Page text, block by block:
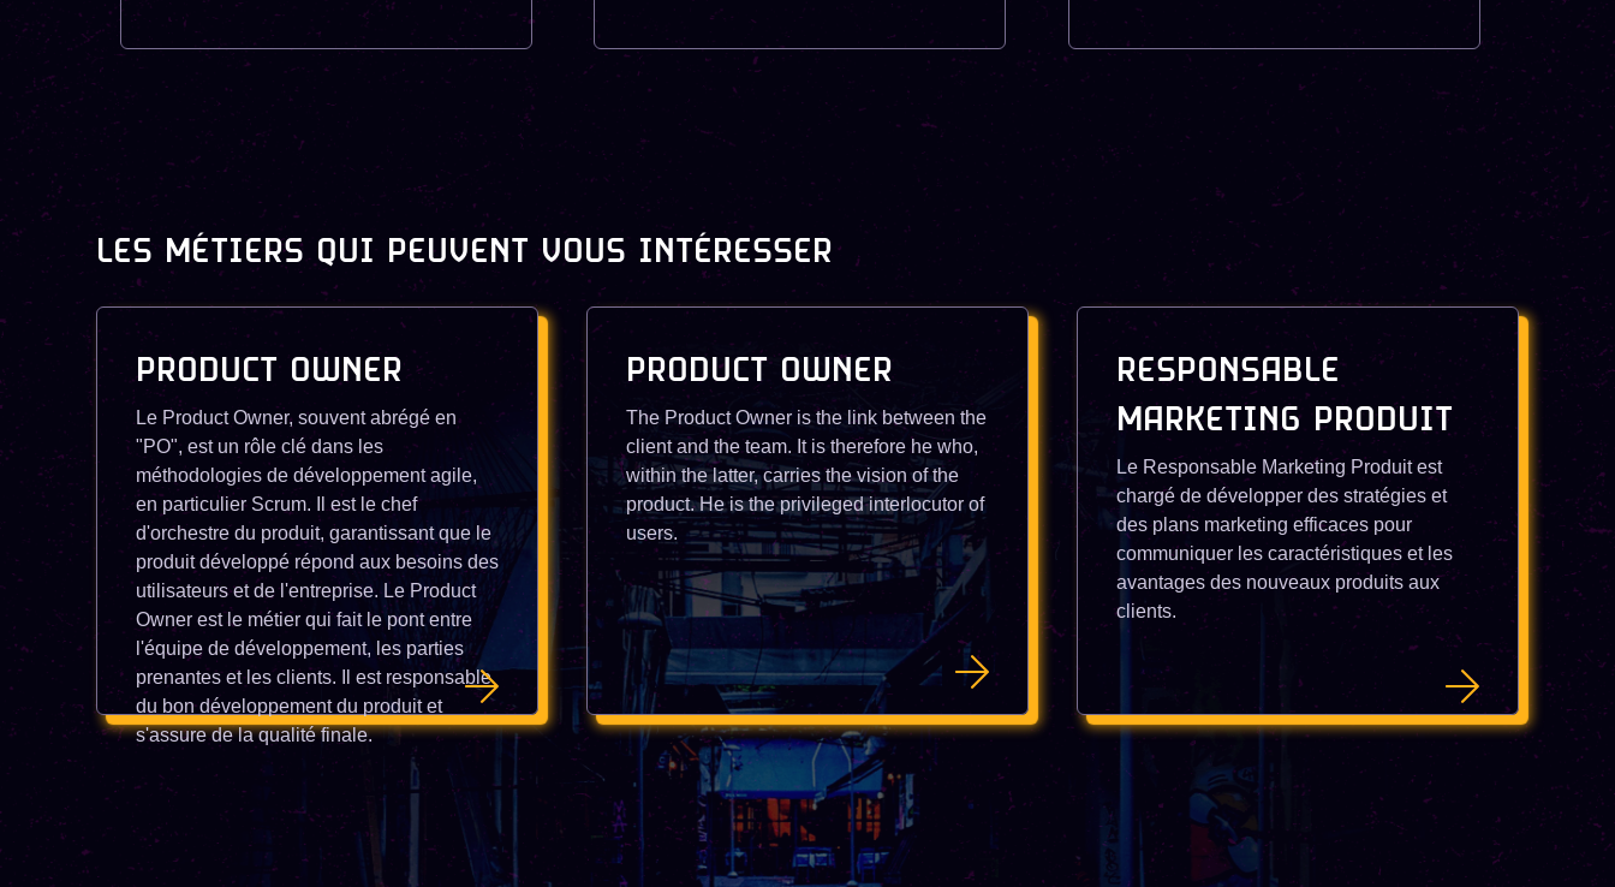
LES MÉTIERS QUI PEUVENT VOUS INTÉRESSER
PRODUCT OWNER
Le Product Owner, souvent abrégé en
"PO", est un rôle clé dans les
méthodologies de développement agile,
en particulier Scrum. Il est le chef
d'orchestre du produit, garantissant que le
produit développé répond aux besoins des
utilisateurs et de l'entreprise. Le Product
Owner est le métier qui fait le pont entre
l'équipe de développement, les parties
prenantes et les clients. Il est responsable
du bon développement du produit et
s'assure de la qualité finale.
PRODUCT OWNER
The Product Owner is the link between the
client and the team. It is therefore he who,
within the latter, carries the vision of the
product. He is the privileged interlocutor of
users.
RESPONSABLE
MARKETING PRODUIT
Le Responsable Marketing Produit est
chargé de développer des stratégies et
des plans marketing efficaces pour
communiquer les caractéristiques et les
avantages des nouveaux produits aux
clients.